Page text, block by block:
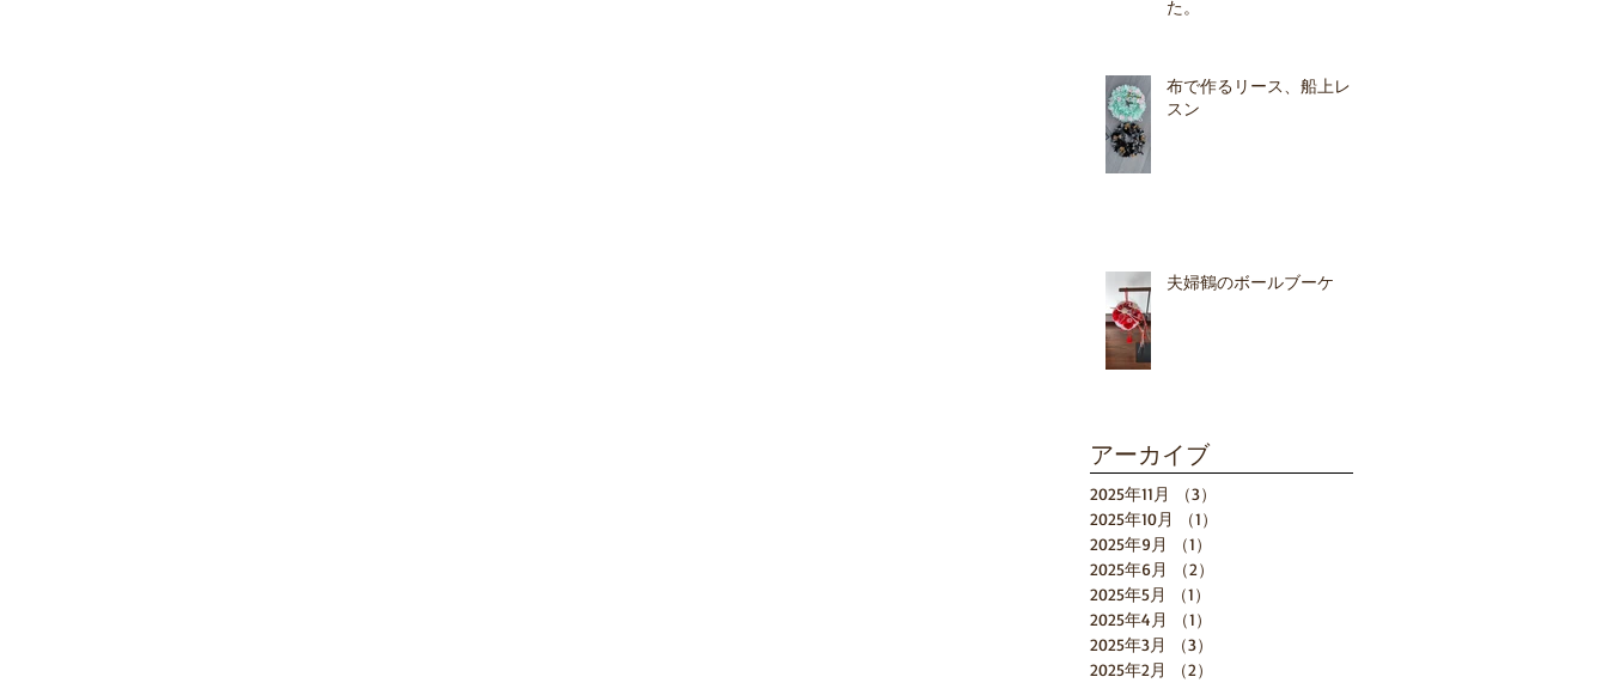
た。
布で作るリース、船上レッ
スン
夫婦鶴のボールブーケ
アーカイブ
2025年11月 （3）
2025年10月
（1）
2025年9月
（1）
2025年6月
（2）
2025年5月
（1）
2025年4月
（1）
2025年3月
（3）
2025年2月
（2）